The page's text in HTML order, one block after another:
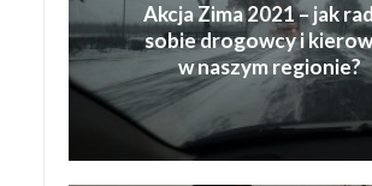
Akcja Zima 2021 – jak
sobie drogowcy i
w naszym regionie?